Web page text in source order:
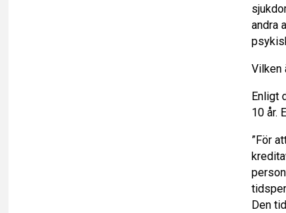
andra
Vilken
Enligt
10 år.
”För
Den